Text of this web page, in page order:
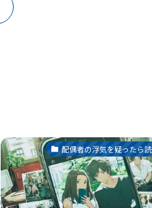
配偶者の浮気を疑ったら